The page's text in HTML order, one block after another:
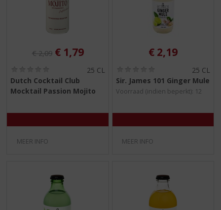
Originele prijs was:
€2,09 , Huidige prijs is:
€ 1,79
0
,
0
25 CL
Dutch Cocktail Club
Mocktail Passion Mojito
MEER INFO
€ 2,19
,
0
25 CL
Sir. James 101 Ginger Mule
Voorraad (indien beperkt): 12
MEER INFO